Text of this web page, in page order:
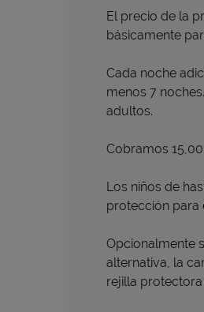
El precio de la
básicamente
Cada noche
menos 7
adultos.
Cobramos
Los niños de
protección para
Opcionalmente
alternativa, la
rejilla protectora